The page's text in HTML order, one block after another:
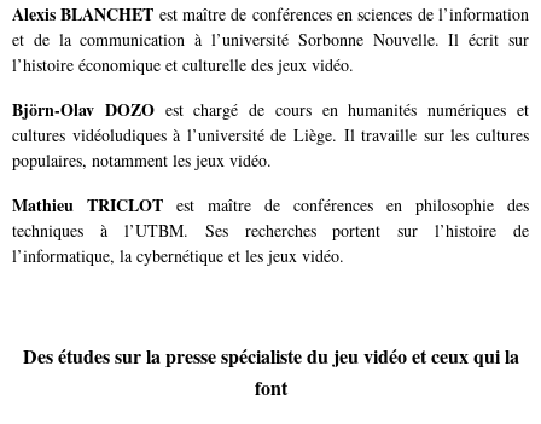
Alexis BLANCHET est maître de conférences en sciences de l’information
et de la communication à l’université Sorbonne Nouvelle. Il écrit sur
l’histoire économique et culturelle des jeux vidéo.
Björn-Olav DOZOest chargé de cours en humanités numériques et
cultures vidéoludiques à l’université de Liège. Il travaille sur les cultures
populaires, notamment les jeux vidéo.
Mathieu TRICLOT est maître de conférences en philosophie des
techniques à l’UTBM. Ses recherches portent sur l’histoire de
l’informatique, la cybernétique et les jeux vidéo.
Des études sur la presse spécialiste du jeu vidéo et ceux qui la
font